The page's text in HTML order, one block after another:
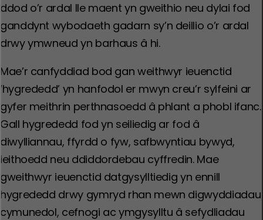
ddod o’r ardal lle maent yn gweithio neu dylai fod
ganddynt wybodaeth gadarn sy’n deillio o’r ardal
drwy ymwneud yn barhaus â hi.
Mae’r canfyddiad bod gan weithwyr ieuenctid
‘hygrededd’ yn hanfodol er mwyn creu’r sylfeini ar
gyfer meithrin perthnasoedd â phlant a phobl ifanc.
Gall hygrededd fod yn seiliedig ar fod â
diwylliannau, ffyrdd o fyw, safbwyntiau bywyd,
ieithoedd neu ddiddordebau cyffredin. Mae
gweithwyr ieuenctid datgysylltiedig yn ennill
hygrededd drwy gymryd rhan mewn digwyddiadau
cymunedol, cefnogi ac ymgysylltu â sefydliadau